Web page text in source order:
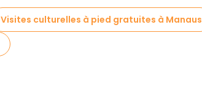
Visites culturelles à pied gratuites à Manaus